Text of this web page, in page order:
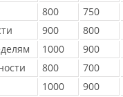
800 750
900 800
1000 900
800 700
1000 900